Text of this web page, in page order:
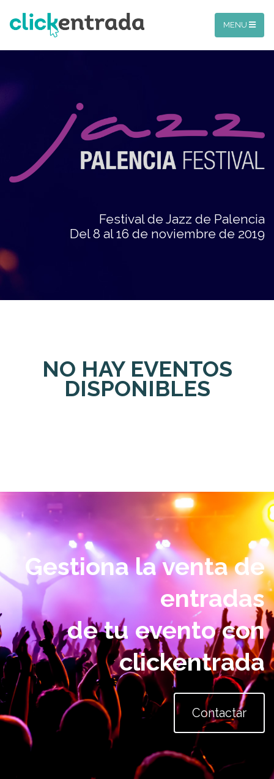
MENU
Festival de Jazz de Palencia
Del 8 al 16 de noviembre de 2019
NO HAY EVENTOS
DISPONIBLES
Gestiona la venta de
entradas
de tu evento con
clickentrada
Contactar